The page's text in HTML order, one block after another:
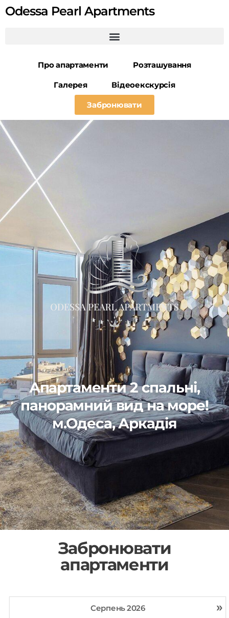
Odessa Pearl Apartments
Про апартаменти Розташування
Галерея Відеоекскурсія
Забронювати
Апартаменти 2 спальні,
панорамний вид на море!
м.Одеса, Аркадія
Забронювати
апартаменти
»
Серпень2026